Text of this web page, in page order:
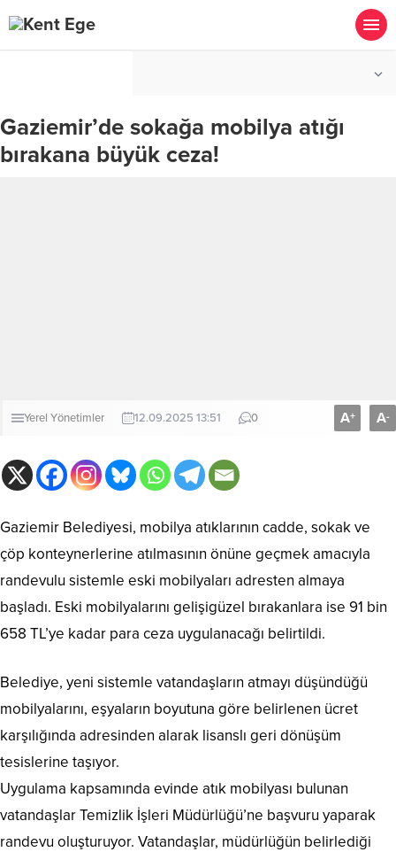
Gaziemir’de sokağa mobilya atığı
bırakana büyük ceza!
Yerel Yönetimler 12.09.2025 13:51 0 A+ A-
Gaziemir Belediyesi, mobilya atıklarının cadde, sokak ve
çöp konteynerlerine atılmasının önüne geçmek amacıyla
randevulu sistemle eski mobilyaları adresten almaya
başladı. Eski mobilyalarını gelişigüzel bırakanlara ise 91 bin
658 TL’ye kadar para ceza uygulanacağı belirtildi.
Belediye, yeni sistemle vatandaşların atmayı düşündüğü
mobilyalarını, eşyaların boyutuna göre belirlenen ücret
karşılığında adresinden alarak lisanslı geri dönüşüm
tesislerine taşıyor.
Uygulama kapsamında evinde atık mobilyası bulunan
vatandaşlar Temizlik İşleri Müdürlüğü’ne başvuru yaparak
randevu oluşturuyor. Vatandaşlar, müdürlüğün belirlediği